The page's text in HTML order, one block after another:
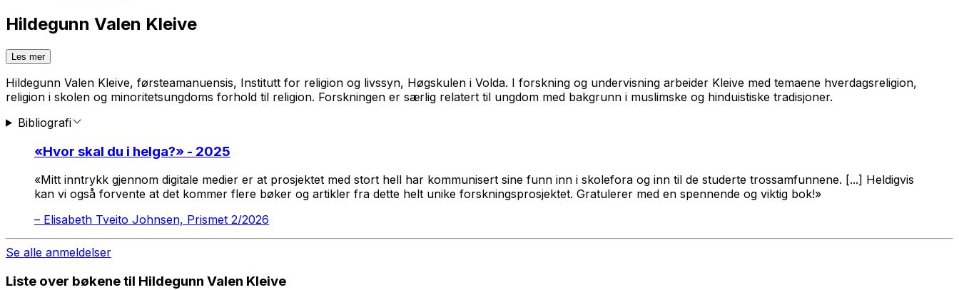
Hildegunn Valen Kleive
Les mer
Hildegunn Valen Kleive, førsteamanuensis, Institutt for religion og livssyn, Høgskulen i Volda. I forskning og undervisning arbeider Kleive med temaene hverdagsreligion,
religion i skolen og minoritetsungdoms forhold til religion. Forskningen er særlig relatert til ungdom med bakgrunn i muslimske og hinduistiske tradisjoner.
Bibliografi
«Hvor skal du i helga?» - 2025
«Mitt inntrykk gjennom digitale medier er at prosjektet med stort hell har kommunisert sine funn inn i skolefora og inn til de studerte trossamfunnene. [...] Heldigvis
kan vi også forvente at det kommer flere bøker og artikler fra dette helt unike forskningsprosjektet. Gratulerer med en spennende og viktig bok!»
– Elisabeth Tveito Johnsen, Prismet 2/2026
Se alle anmeldelser
Liste over bøkene til Hildegunn Valen Kleive